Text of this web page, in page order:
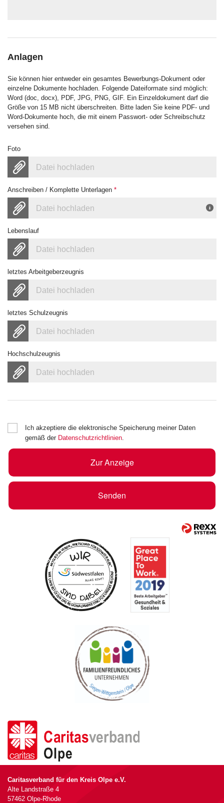
Anlagen
Sie können hier entweder ein gesamtes Bewerbungs-Dokument oder
einzelne Dokumente hochladen. Folgende Dateiformate sind möglich:
Word (doc, docx), PDF, JPG, PNG, GIF. Ein Einzeldokument darf die
Größe von 15 MB nicht überschreiten. Bitte laden Sie keine PDF- und
Word-Dokumente hoch, die mit einem Passwort- oder Schreibschutz
versehen sind.
Foto
Datei hochladen
Anschreiben / Komplette Unterlagen *
Datei hochladen
Lebenslauf
Datei hochladen
letztes Arbeitgeberzeugnis
Datei hochladen
letztes Schulzeugnis
Datei hochladen
Hochschulzeugnis
Datei hochladen
Ich akzeptiere die elektronische Speicherung meiner Daten
gemäß der Datenschutzrichtlinien
Zur Anzeige
Senden
Caritasverband für den Kreis Olpe e.V.
Alte Landstraße 4
57462 Olpe-Rhode